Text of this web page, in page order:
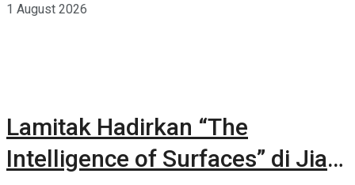
1 August 2026
Lamitak Hadirkan “The
Intelligence of Surfaces” di Jia